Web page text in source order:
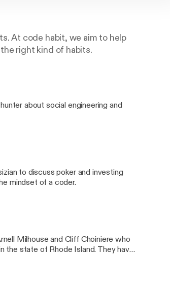
At code habit, we aim to help
right kind of habits.
about social engineering and
to discuss poker and investing
mindset of a coder.
Milhouse and Cliff Choiniere who
the state of Rhode Island. They have
from the ground up.